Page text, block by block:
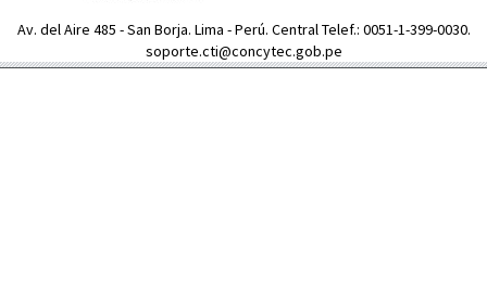
Av. del Aire 485 - San Borja. Lima - Perú. Central Telef.: 0051-1-399-0030.
soporte.cti@concytec.gob.pe